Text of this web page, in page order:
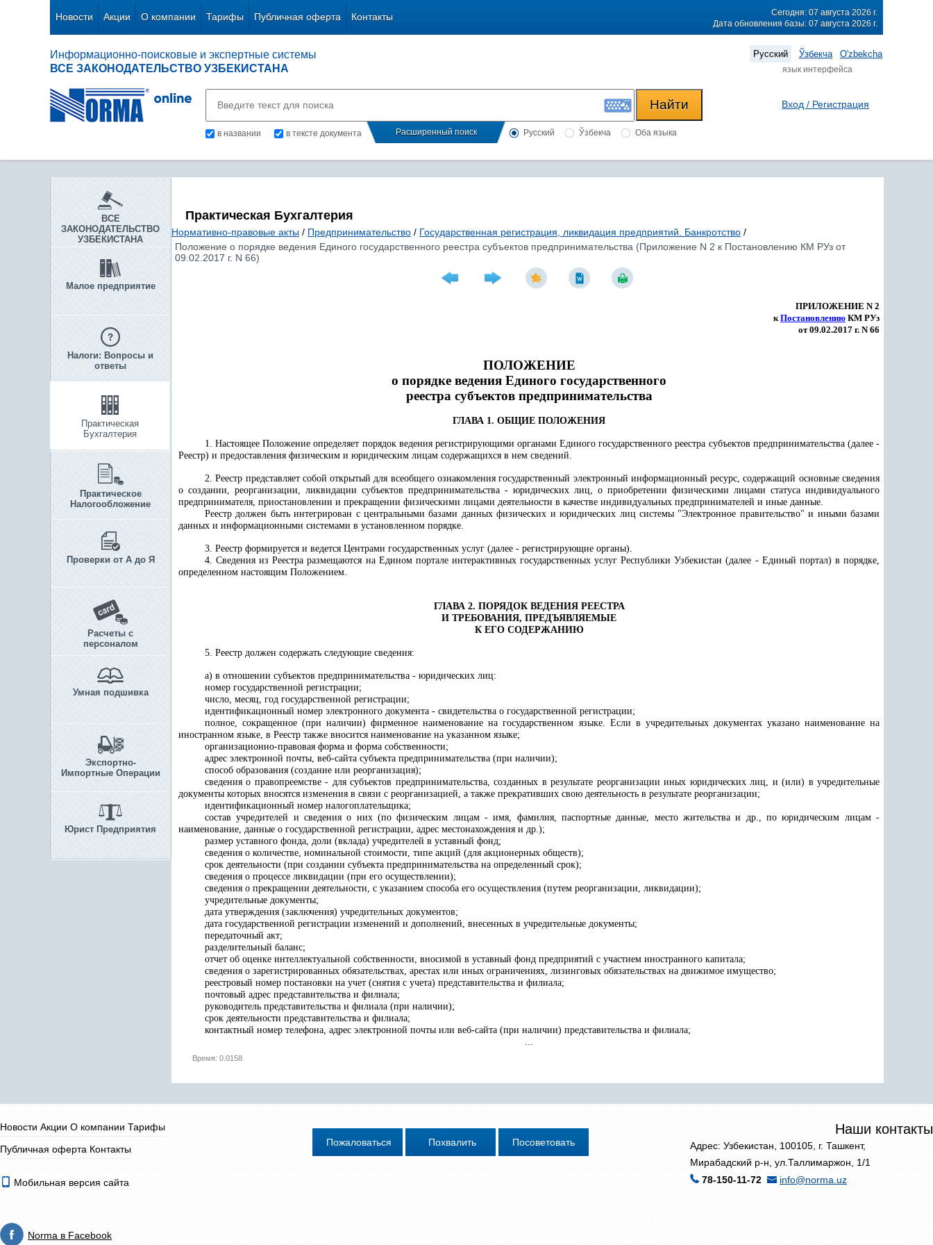
Новости Акции О компании Тарифы Публичная оферта Контакты
Сегодня: 07 августа 2026 г.
Дата обновления базы: 07 августа 2026 г.
Информационно-поисковые и экспертные системы
ВСЕ ЗАКОНОДАТЕЛЬСТВО УЗБЕКИСТАНА
Русский Ўзбекча O'zbekcha
язык интерфейса
в названии в тексте документа Расширенный поиск Русский Ўзбекча Оба языка
Вход / Регистрация
ВСЕ
ЗАКОНОДАТЕЛЬСТВО
УЗБЕКИСТАНА
Малое предприятие
Налоги: Вопросы и
ответы
Практическая
Бухгалтерия
Практическое
Налогообложение
Проверки от А до Я
Расчеты с
персоналом
Умная подшивка
Экспортно-
Импортные Операции
Юрист Предприятия
Практическая Бухгалтерия
Нормативно-правовые акты / Предпринимательство / Государственная регистрация, ликвидация предприятий. Банкротство /
Положение о порядке ведения Единого государственного реестра субъектов предпринимательства (Приложение N 2 к Постановлению КМ РУз от
09.02.2017 г. N 66)
ПРИЛОЖЕНИЕ N 2
кПостановлению КМ РУз
от 09.02.2017 г. N 66
ПОЛОЖЕНИЕ
о порядке ведения Единого государственного
реестра субъектов предпринимательства
ГЛАВА 1. ОБЩИЕ ПОЛОЖЕНИЯ
1. Настоящее Положение определяет порядок ведения регистрирующими органами Единого государственного реестра субъектов предпринимательства (далее -
Реестр) и предоставления физическим и юридическим лицам содержащихся в нем сведений.
2. Реестр представляет собой открытый для всеобщего ознакомления государственный электронный информационный ресурс, содержащий основные сведения
о создании, реорганизации, ликвидации субъектов предпринимательства - юридических лиц, о приобретении физическими лицами статуса индивидуального
предпринимателя, приостановлении и прекращении физическими лицами деятельности в качестве индивидуальных предпринимателей и иные данные.
Реестр должен быть интегрирован с центральными базами данных физических и юридических лиц системы "Электронное правительство" и иными базами
данных и информационными системами в установленном порядке.
3. Реестр формируется и ведется Центрами государственных услуг (далее - регистрирующие органы).
4. Сведения из Реестра размещаются на Едином портале интерактивных государственных услуг Республики Узбекистан (далее - Единый портал) в порядке,
определенном настоящим Положением.
ГЛАВА 2. ПОРЯДОК ВЕДЕНИЯ РЕЕСТРА
И ТРЕБОВАНИЯ, ПРЕДЪЯВЛЯЕМЫЕ
К ЕГО СОДЕРЖАНИЮ
5. Реестр должен содержать следующие сведения:
а) в отношении субъектов предпринимательства - юридических лиц:
номер государственной регистрации;
число, месяц, год государственной регистрации;
идентификационный номер электронного документа - свидетельства о государственной регистрации;
полное, сокращенное (при наличии) фирменное наименование на государственном языке. Если в учредительных документах указано наименование на
иностранном языке, в Реестр также вносится наименование на указанном языке;
организационно-правовая форма и форма собственности;
адрес электронной почты, веб-сайта субъекта предпринимательства (при наличии);
способ образования (создание или реорганизация);
сведения о правопреемстве - для субъектов предпринимательства, созданных в результате реорганизации иных юридических лиц, и (или) в учредительные
документы которых вносятся изменения в связи с реорганизацией, а также прекративших свою деятельность в результате реорганизации;
идентификационный номер налогоплательщика;
состав учредителей и сведения о них (по физическим лицам - имя, фамилия, паспортные данные, место жительства и др., по юридическим лицам -
наименование, данные о государственной регистрации, адрес местонахождения и др.);
размер уставного фонда, доли (вклада) учредителей в уставный фонд;
сведения о количестве, номинальной стоимости, типе акций (для акционерных обществ);
срок деятельности (при создании субъекта предпринимательства на определенный срок);
сведения о процессе ликвидации (при его осуществлении);
сведения о прекращении деятельности, с указанием способа его осуществления (путем реорганизации, ликвидации);
учредительные документы;
дата утверждения (заключения) учредительных документов;
дата государственной регистрации изменений и дополнений, внесенных в учредительные документы;
передаточный акт;
разделительный баланс;
отчет об оценке интеллектуальной собственности, вносимой в уставный фонд предприятий с участием иностранного капитала;
сведения о зарегистрированных обязательствах, арестах или иных ограничениях, лизинговых обязательствах на движимое имущество;
реестровый номер постановки на учет (снятия с учета) представительства и филиала;
почтовый адрес представительства и филиала;
руководитель представительства и филиала (при наличии);
срок деятельности представительства и филиала;
контактный номер телефона, адрес электронной почты или веб-сайта (при наличии) представительства и филиала;
Время: 0.0158
Новости Акции О компании Тарифы
Публичная оферта Контакты
Наши контакты
Адрес: Узбекистан, 100105, г. Ташкент,
Мирабадский р-н, ул.Таллимаржон, 1/1
78-150-11-72
info@norma.uz
Мобильная версия сайта
Norma в Facebook